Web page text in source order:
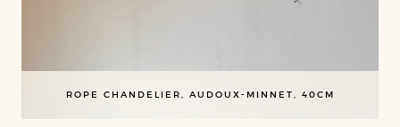
ROPE CHANDELIER, AUDOUX-MINNET, 40CM